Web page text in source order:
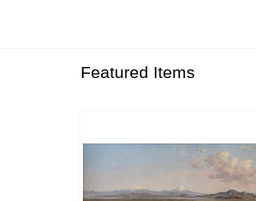
Featured Items